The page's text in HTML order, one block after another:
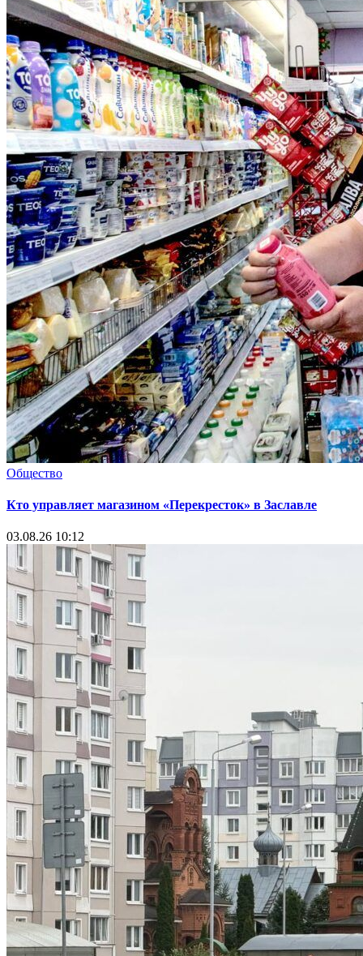
Общество
Кто управляет магазином «Перекресток» в Заславле
03.08.26 10:12